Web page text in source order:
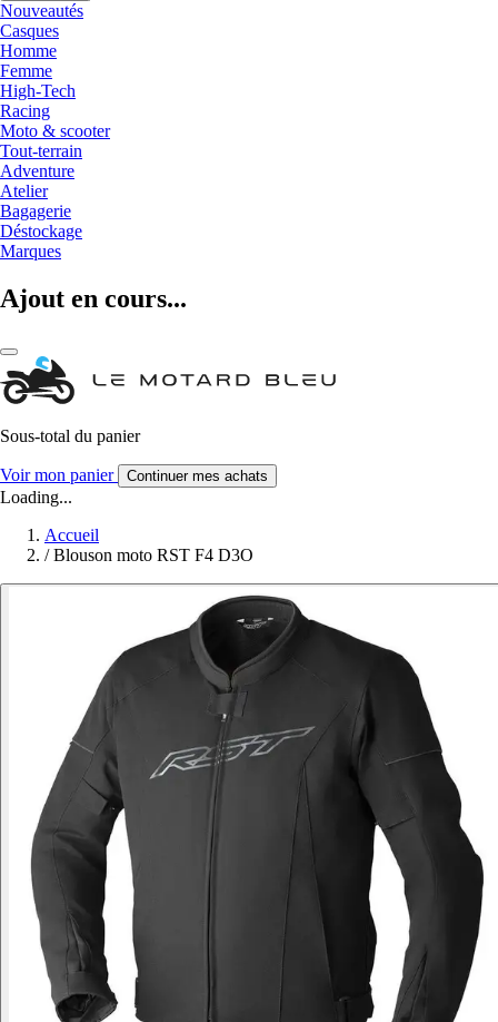
Nouveautés
Casques
Homme
Femme
High-Tech
Racing
Moto & scooter
Tout-terrain
Adventure
Atelier
Bagagerie
Déstockage
Marques
Ajout en cours...
Sous-total du panier
Voir mon panier Continuer mes achats
Loading...
Accueil
/ Blouson moto RST F4 D3O